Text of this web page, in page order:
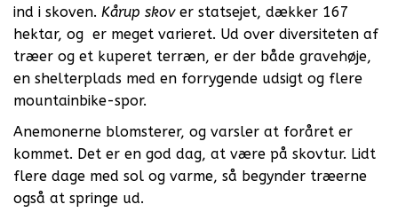
ind i skoven. Kårup skover statsejet, dækker 167
hektar, og er meget varieret. Ud over diversiteten af
træer og et kuperet terræn, er der både gravehøje,
en shelterplads med en forrygende udsigt og flere
mountainbike-spor.
Anemonerne blomsterer, og varsler at foråret er
kommet. Det er en god dag, at være på skovtur. Lidt
flere dage med sol og varme, så begynder træerne
også at springe ud.